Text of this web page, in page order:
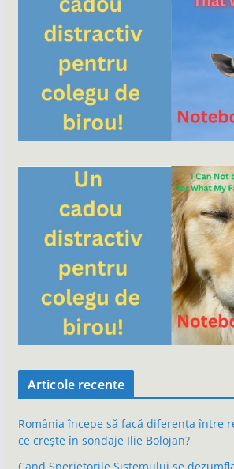
Articole recente
România începe să facă diferența între
ce crește în sondaje Ilie Bolojan?